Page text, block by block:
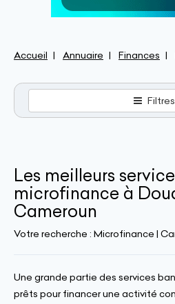
Accueil Annuaire Finances
Filtres
Les meilleurs
microfinance à
Cameroun
Votre recherche : Microfinance |
Une grande partie des services
prêts pour financer une activité